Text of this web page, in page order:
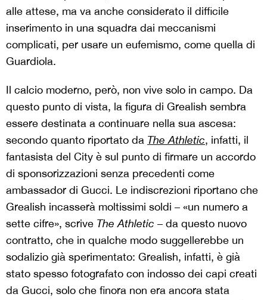
alle attese, ma va anche considerato il difficile
inserimento in una squadra dai meccanismi
complicati, per usare un eufemismo, come quella di
Guardiola.
Il calcio moderno, però, non vive solo in campo. Da
questo punto di vista, la figura di Grealish sembra
essere destinata a continuare nella sua ascesa:
secondo quanto riportato da The Athletic, infatti, il
fantasista del City è sul punto di firmare un accordo
di sponsorizzazioni senza precedenti come
ambassador di Gucci. Le indiscrezioni riportano che
Grealish incasserà moltissimi soldi – «un numero a
sette cifre», scrive The Athletic – da questo nuovo
contratto, che in qualche modo suggellerebbe un
sodalizio già sperimentato: Grealish, infatti, è già
stato spesso fotografato con indosso dei capi creati
da Gucci, solo che finora non era ancora stata